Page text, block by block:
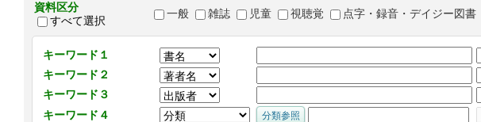
資料区分
すべて選択
一般 雑誌 児童 視聴覚 点字・録音・デイジー図書
キーワード１
キーワード２
キーワード３
キーワード４